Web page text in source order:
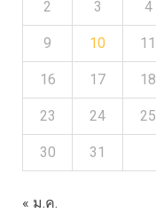
2 3 4
9 10 11
16 17 18
23 24 25
30 31
« ม.ค.